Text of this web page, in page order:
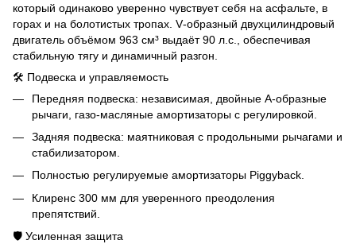
который одинаково уверенно чувствует себя на асфальте, в
горах и на болотистых тропах. V‑образный двухцилиндровый
двигатель объёмом 963 см³ выдаёт 90 л.с., обеспечивая
стабильную тягу и динамичный разгон.
🛠 Подвеска и управляемость
Передняя подвеска: независимая, двойные А‑образные
рычаги, газо‑масляные амортизаторы с регулировкой.
Задняя подвеска: маятниковая с продольными рычагами и
стабилизатором.
Полностью регулируемые амортизаторы Piggyback.
Клиренс 300 мм для уверенного преодоления
препятствий.
🛡 Усиленная защита